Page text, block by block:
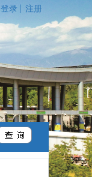
登录 注册